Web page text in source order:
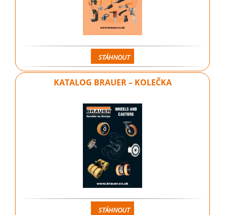
STÁHNOUT
KATALOG BRAUER – KOLEČKA
STÁHNOUT